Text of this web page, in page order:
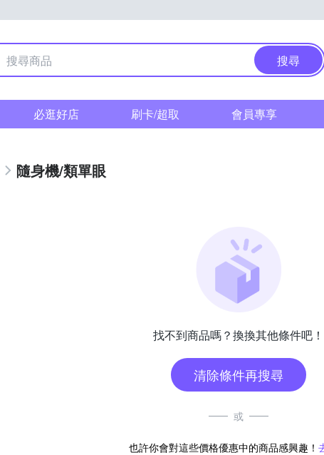
搜尋
必逛好店 刷卡/超取 會員專享
隨身機/類單眼
找不到商品嗎？換換其他條件吧！
清除條件再搜尋
或
也許你會對這些價格優惠中的商品感興趣！